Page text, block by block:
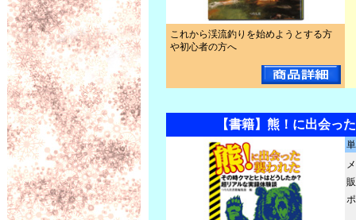
これから渓流釣りを始めようとする方
や初心者の方へ
【書籍】熊！に出会っ